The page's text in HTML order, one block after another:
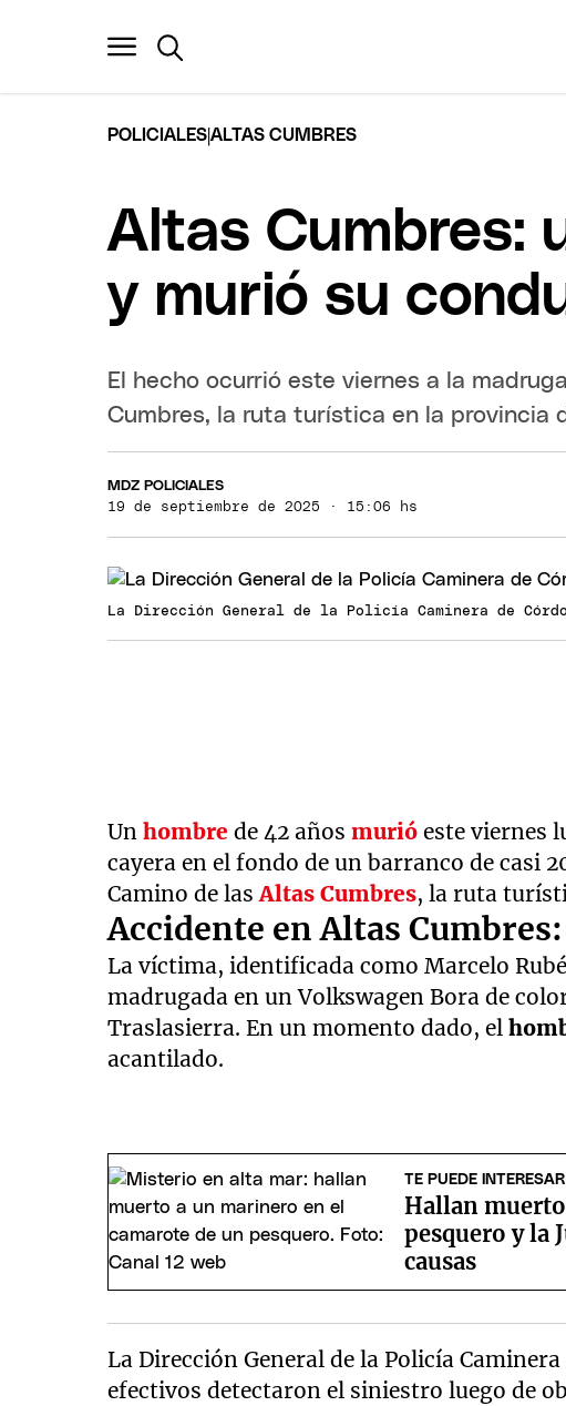
POLICIALES|ALTAS CUMBRES
Altas Cumbres:
y murió su
El hecho ocurrió este viernes a la
Cumbres, la ruta turística en la provincia
MDZ POLICIALES
19 de septiembre de 2025 · 15:06 hs
La Dirección General de la Policía Caminera de
Unhombrede 42 añosmurióeste viernes
cayera en el fondo de un barranco de casi
Camino de lasAltas Cumbres, la ruta
Accidente en Altas
La víctima, identificada como Marcelo
madrugada en un Volkswagen Bora de
Traslasierra. En un momento dado, el
acantilado.
TE PUEDE INTERESAR
Hallan
pesquero y la
causas
La Dirección General de la Policía
efectivos detectaron el siniestro luego de